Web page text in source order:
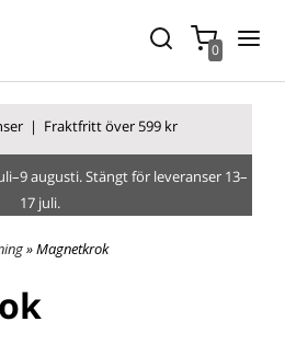
0
er | Fraktfritt över 599 kr
augusti. Stängt för leveranser 13–
17 juli.
» Magnetkrok